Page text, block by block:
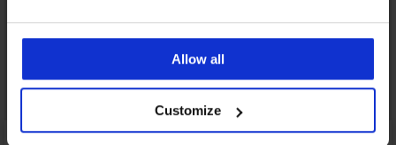
Allow all
Customize